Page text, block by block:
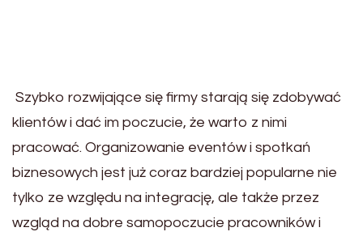
Szybko rozwijające się firmy starają się zdobywać
klientów i dać im poczucie, że warto z nimi
pracować. Organizowanie eventów i spotkań
biznesowych jest już coraz bardziej popularne nie
tylko ze względu na integrację, ale także przez
wzgląd na dobre samopoczucie pracowników i